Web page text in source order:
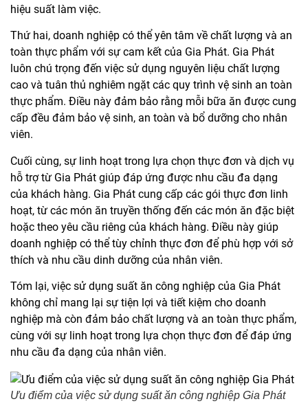
hiệu suất làm việc.
Thứ hai, doanh nghiệp có thể yên tâm về chất lượng và an
toàn thực phẩm với sự cam kết của Gia Phát. Gia Phát
luôn chú trọng đến việc sử dụng nguyên liệu chất lượng
cao và tuân thủ nghiêm ngặt các quy trình vệ sinh an toàn
thực phẩm. Điều này đảm bảo rằng mỗi bữa ăn được cung
cấp đều đảm bảo vệ sinh, an toàn và bổ dưỡng cho nhân
viên.
Cuối cùng, sự linh hoạt trong lựa chọn thực đơn và dịch vụ
hỗ trợ từ Gia Phát giúp đáp ứng được nhu cầu đa dạng
của khách hàng. Gia Phát cung cấp các gói thực đơn linh
hoạt, từ các món ăn truyền thống đến các món ăn đặc biệt
hoặc theo yêu cầu riêng của khách hàng. Điều này giúp
doanh nghiệp có thể tùy chỉnh thực đơn để phù hợp với sở
thích và nhu cầu dinh dưỡng của nhân viên.
Tóm lại, việc sử dụng suất ăn công nghiệp của Gia Phát
không chỉ mang lại sự tiện lợi và tiết kiệm cho doanh
nghiệp mà còn đảm bảo chất lượng và an toàn thực phẩm,
cùng với sự linh hoạt trong lựa chọn thực đơn để đáp ứng
nhu cầu đa dạng của nhân viên.
Ưu điểm của việc sử dụng suất ăn công nghiệp Gia Phát